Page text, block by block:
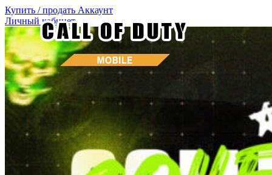
Купить / продать Аккаунт
Личный кабинет